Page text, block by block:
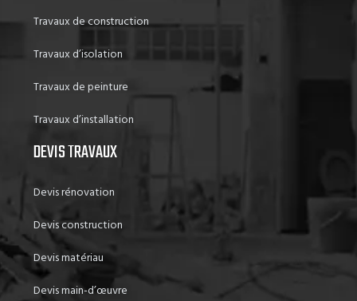
Travaux de construction
Travaux d’isolation
Travaux de peinture
Travaux d’installation
DEVIS TRAVAUX
Devis rénovation
Devis construction
Devis matériau
Devis main-d’œuvre